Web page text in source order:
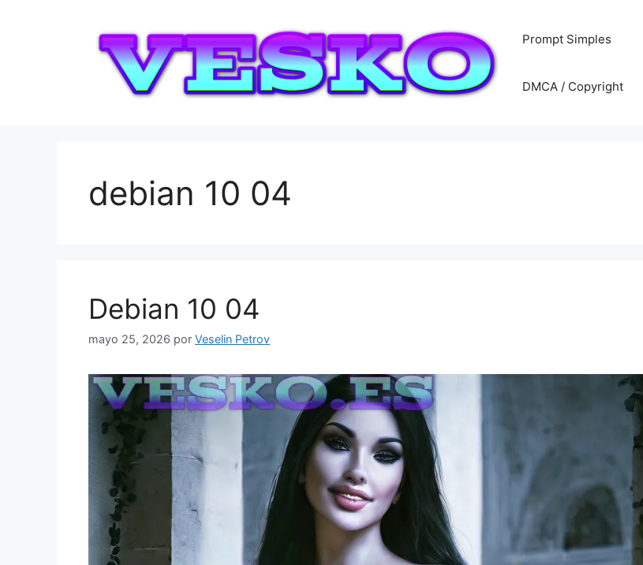
Prompt Simples
DMCA / Copyright
debian 10 04
Debian 10 04
mayo 25, 2026 por Veselin Petrov